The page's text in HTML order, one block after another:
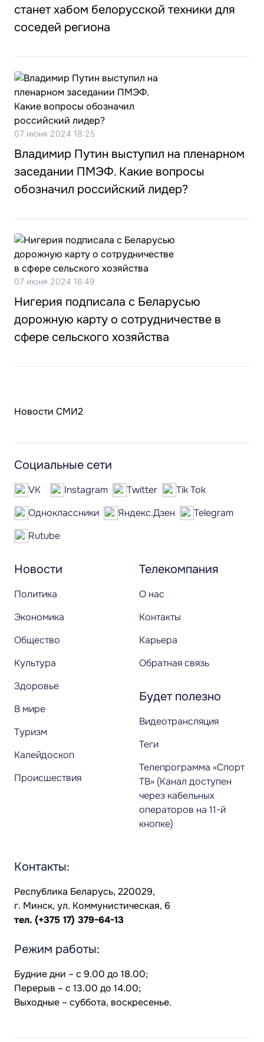
станет хабом белорусской техники для
соседей региона
07 июня 2024 18:25
Владимир Путин выступил на пленарном
заседании ПМЭФ. Какие вопросы
обозначил российский лидер?
07 июня 2024 16:49
Нигерия подписала с Беларусью
дорожную карту о сотрудничестве в
сфере сельского хозяйства
Новости СМИ2
Новости
Политика
Экономика
Общество
Культура
Здоровье
В мире
Туризм
Калейдоскоп
Происшествия
Телекомпания
О нас
Контакты
Карьера
Обратная связь
Будет полезно
Видеотрансляция
Теги
Телепрограмма «Спорт
ТВ» (Канал доступен
через кабельных
операторов на 11-й
кнопке)
Социальные сети
VK Instagram Twitter
Tik Tok
Одноклассники
Яндекс.Дзен
Telegram
Rutube
Контакты:
Республика Беларусь, 220029,
г. Минск, ул. Коммунистическая, 6
тел. (+375 17) 379-64-13
Режим работы:
Будние дни – с 9.00 до 18.00;
Перерыв – с 13.00 до 14.00;
Выходные – суббота, воскресенье.